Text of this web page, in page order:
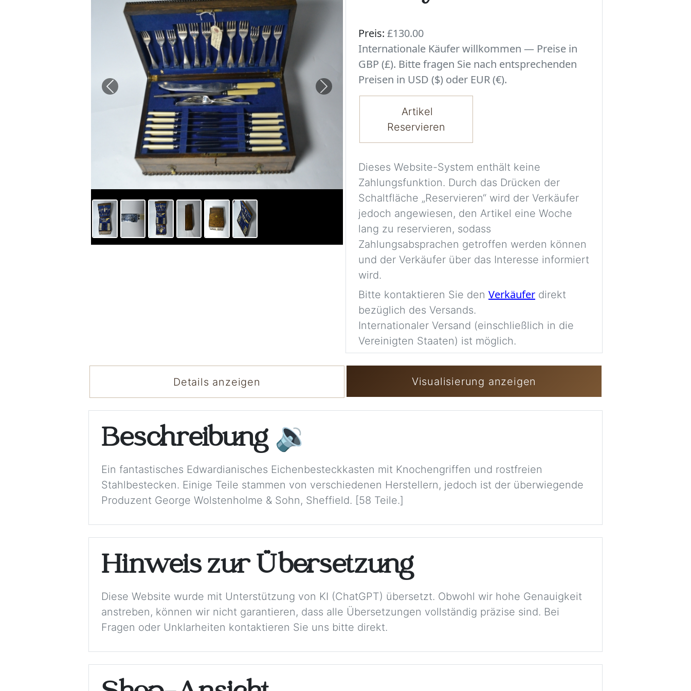
Previous Next
Preis: £130.00
Internationale Käufer willkommen — Preise in
GBP (£). Bitte fragen Sie nach entsprechenden
Preisen in USD ($) oder EUR (€).
Artikel
Reservieren
Dieses Website-System enthält keine
Zahlungsfunktion. Durch das Drücken der
Schaltfläche „Reservieren“ wird der Verkäufer
jedoch angewiesen, den Artikel eine Woche
lang zu reservieren, sodass
Zahlungsabsprachen getroffen werden können
und der Verkäufer über das Interesse informiert
wird.
Bitte kontaktieren Sie den Verkäufer direkt
bezüglich des Versands.
Internationaler Versand (einschließlich in die
Vereinigten Staaten) ist möglich.
Details anzeigen Visualisierung anzeigen
Beschreibung 🔉
Ein fantastisches Edwardianisches Eichenbesteckkasten mit Knochengriffen und rostfreien
Stahlbestecken. Einige Teile stammen von verschiedenen Herstellern, jedoch ist der überwiegende
Produzent George Wolstenholme & Sohn, Sheffield. [58 Teile.]
Hinweis zur Übersetzung
Diese Website wurde mit Unterstützung von KI (ChatGPT) übersetzt. Obwohl wir hohe Genauigkeit
anstreben, können wir nicht garantieren, dass alle Übersetzungen vollständig präzise sind. Bei
Fragen oder Unklarheiten kontaktieren Sie uns bitte direkt.